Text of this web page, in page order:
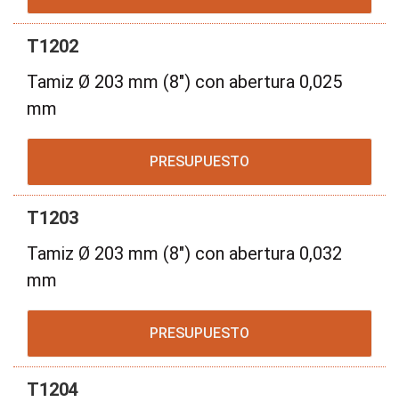
T1202
Tamiz Ø 203 mm (8") con abertura 0,025
mm
PRESUPUESTO
T1203
Tamiz Ø 203 mm (8") con abertura 0,032
mm
PRESUPUESTO
T1204